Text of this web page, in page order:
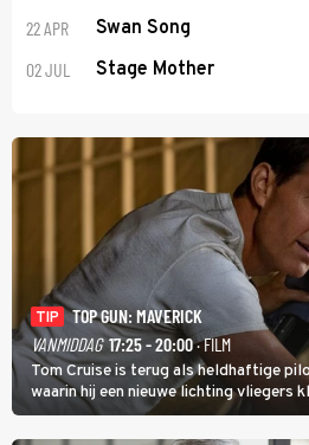
22 APR Swan Song
02 JUL Stage Mother
TIP
TOP GUN: MAVERICK
VANMIDDAG 17:25 - 20:00· FILM
Tom Cruise is terug als heldhaftige
waarin hij een nieuwe lichting vliegers
werk.